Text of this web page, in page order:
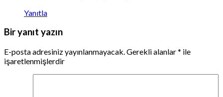
Yanıtla
Bir yanıt yazın
E-posta adresiniz yayınlanmayacak.Gerekli alanlar* ile
işaretlenmişlerdir